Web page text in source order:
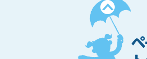
ペ
ー
ジ